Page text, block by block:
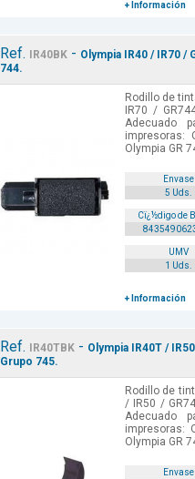
+ Información
Ref. IR40BK- Olympia IR40 / IR70
744.
Rodillo de
IR70 /
Adecuado
impresoras:
Olympia GR
Envase
5 Uds.
Cï¿½digo de
UMV
1 Uds.
+ Información
Ref. IR40TBK- Olympia IR40T /
Grupo 745.
Rodillo de
/ IR50 /
Adecuado
impresoras:
Olympia GR
Envase